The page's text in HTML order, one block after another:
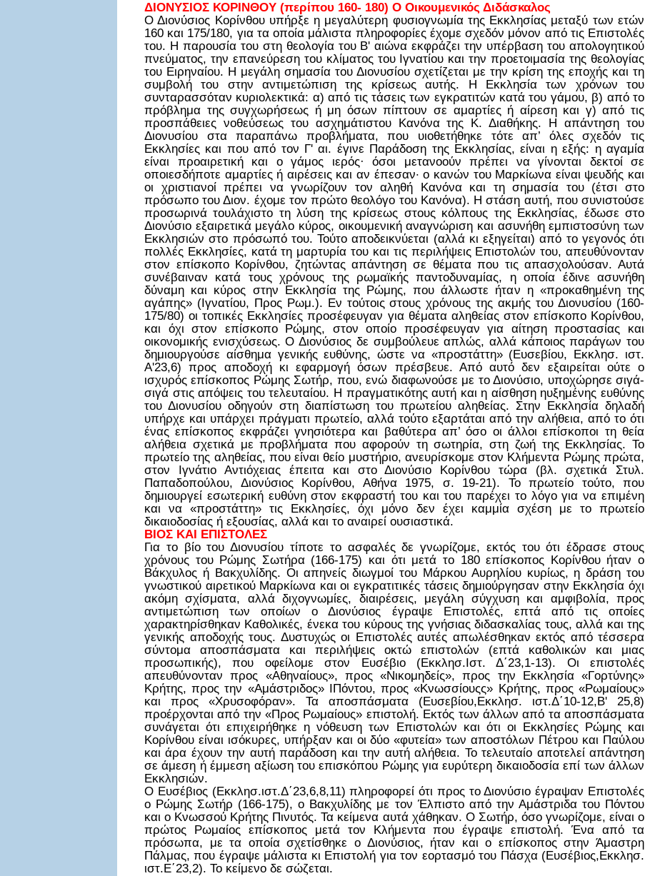
ΔΙΟΝΥΣΙΟΣ ΚΟΡΙΝΘΟΥ (περίπου 160- 180) Ο Οικουμενικός Διδάσκαλος
Ο Διονύσιος Κορίνθου υπήρξε η μεγαλύτερη φυσιογνωμία της Εκκλησίας μεταξύ των ετών
160 και 175/180, για τα οποία μάλιστα πληροφορίες έχομε σχεδόν μόνον από τις Επιστολές
του. Η παρουσία του στη θεολογία του Β' αιώνα εκφράζει την υπέρβαση του απολογητικού
πνεύματος, την επανεύρεση του κλίματος του Ιγνατίου και την προετοιμασία της θεολογίας
του Ειρηναίου. Η μεγάλη σημασία του Διονυσίου σχετίζεται με την κρίση της εποχής και τη
συμβολή του στην αντιμετώπιση της κρίσεως αυτής. Η Εκκλησία των χρόνων του
συνταρασσόταν κυριολεκτικά: α) από τις τάσεις των εγκρατιτών κατά του γάμου, β) από το
πρόβλημα της συγχωρήσεως ή μη όσων πίπτουν σε αμαρτίες ή αίρεση και γ) από τις
προσπάθειες νοθεύσεως του ασχημάτιστου Κανόνα της Κ. Διαθήκης. Η απάντηση του
Διονυσίου στα παραπάνω προβλήματα, που υιοθετήθηκε τότε απ’ όλες σχεδόν τις
Εκκλησίες και που από τον Γ' αι. έγινε Παράδοση της Εκκλησίας, είναι η εξής: η αγαμία
είναι προαιρετική και ο γάμος ιερός· όσοι μετανοούν πρέπει να γίνονται δεκτοί σε
οποιεσδήποτε αμαρτίες ή αιρέσεις και αν έπεσαν· ο κανών του Μαρκίωνα είναι ψευδής και
οι χριστιανοί πρέπει να γνωρίζουν τον αληθή Κανόνα και τη σημασία του (έτσι στο
πρόσωπο του Διον. έχομε τον πρώτο θεολόγο του Κανόνα). Η στάση αυτή, που συνιστούσε
προσωρινά τουλάχιστο τη λύση της κρίσεως στους κόλπους της Εκκλησίας, έδωσε στο
Διονύσιο εξαιρετικά μεγάλο κύρος, οικουμενική αναγνώριση και ασυνήθη εμπιστοσύνη των
Εκκλησιών στο πρόσωπό του. Τούτο αποδεικνύεται (αλλά κι εξηγείται) από το γεγονός ότι
πολλές Εκκλησίες, κατά τη μαρτυρία του και τις περιλήψεις Επιστολών του, απευθύνονταν
στον επίσκοπο Κορίνθου, ζητώντας απάντηση σε θέματα που τις απασχολούσαν. Αυτά
συνέβαιναν κατά τους χρόνους της ρωμαϊκής παντοδυναμίας, η οποία έδινε ασυνήθη
δύναμη και κύρος στην Εκκλησία της Ρώμης, που άλλωστε ήταν η «προκαθημένη της
αγάπης» (Ιγνατίου, Προς Ρωμ.). Εν τούτοις στους χρόνους της ακμής του Διονυσίου (160-
175/80) οι τοπικές Εκκλησίες προσέφευγαν για θέματα αληθείας στον επίσκοπο Κορίνθου,
και όχι στον επίσκοπο Ρώμης, στον οποίο προσέφευγαν για αίτηση προστασίας και
οικονομικής ενισχύσεως. Ο Διονύσιος δε συμβούλευε απλώς, αλλά κάποιος παράγων του
δημιουργούσε αίσθημα γενικής ευθύνης, ώστε να «προστάττη» (Ευσεβίου, Εκκλησ. ιστ.
Α'23,6) προς αποδοχή κι εφαρμογή όσων πρέσβευε. Από αυτό δεν εξαιρείται ούτε ο
ισχυρός επίσκοπος Ρώμης Σωτήρ, που, ενώ διαφωνούσε με το Διονύσιο, υποχώρησε σιγά-
σιγά στις απόψεις του τελευταίου. Η πραγματικότης αυτή και η αίσθηση ηυξημένης ευθύνης
του Διονυσίου οδηγούν στη διαπίστωση του πρωτείου αληθείας. Στην Εκκλησία δηλαδή
υπήρχε και υπάρχει πράγματι πρωτείο, αλλά τούτο εξαρτάται από την αλήθεια, από το ότι
ένας επίσκοπος εκφράζει γνησιότερα και βαθύτερα απ’ όσο οι άλλοι επίσκοποι τη θεία
αλήθεια σχετικά με προβλήματα που αφορούν τη σωτηρία, στη ζωή της Εκκλησίας. Το
πρωτείο της αληθείας, που είναι θείο μυστήριο, ανευρίσκομε στον Κλήμεντα Ρώμης πρώτα,
στον Ιγνάτιο Αντιόχειας έπειτα και στο Διονύσιο Κορίνθου τώρα (βλ. σχετικά Στυλ.
Παπαδοπούλου, Διονύσιος Κορίνθου, Αθήνα 1975, σ. 19-21). Το πρωτείο τούτο, που
δημιουργεί εσωτερική ευθύνη στον εκφραστή του και του παρέχει το λόγο για να επιμένη
και να «προστάττη» τις Εκκλησίες, όχι μόνο δεν έχει καμμία σχέση με το πρωτείο
δικαιοδοσίας ή εξουσίας, αλλά και το αναιρεί ουσιαστικά.
ΒΙΟΣ ΚΑΙ ΕΠΙΣΤΟΛΕΣ
Για το βίο του Διονυσίου τίποτε το ασφαλές δε γνωρίζομε, εκτός του ότι έδρασε στους
χρόνους του Ρώμης Σωτήρα (166-175) και ότι μετά το 180 επίσκοπος Κορίνθου ήταν ο
Βάκχυλος ή Βακχυλίδης. Οι απηνείς διωγμοί του Μάρκου Αυρηλίου κυρίως, η δράση του
γνωστικού αιρετικού Μαρκίωνα και οι εγκρατιτικές τάσεις δημιούργησαν στην Εκκλησία όχι
ακόμη σχίσματα, αλλά διχογνωμίες, διαιρέσεις, μεγάλη σύγχυση και αμφιβολία, προς
αντιμετώπιση των οποίων ο Διονύσιος έγραψε Eπιστολές, επτά από τις οποίες
χαρακτηρίσθηκαν Καθολικές, ένεκα του κύρους της γνήσιας διδασκαλίας τους, αλλά και της
γενικής αποδοχής τους. Δυστυχώς οι Επιστολές αυτές απωλέσθηκαν εκτός από τέσσερα
σύντομα αποσπάσματα και περιλήψεις οκτώ επιστολών (επτά καθολικών και μιας
προσωπικής), που οφείλομε στον Ευσέβιο (Εκκλησ.Ιστ. Δ΄23,1-13). Οι επιστολές
απευθύνονταν προς «Αθηναίους», προς «Νικομηδείς», προς την Εκκλησία «Γορτύνης»
Κρήτης, προς την «Αμάστριδος» ΙΠόντου, προς «Κνωσσίουςς» Κρήτης, προς «Ρωμαίους»
και προς «Χρυσοφόραν». Τα αποσπάσματα (Ευσεβίου,Εκκλησ. ιστ.Δ΄10-12,Β' 25,8)
προέρχονται από την «Προς Ρωμαίους» επιστολή. Εκτός των άλλων από τα αποσπάσματα
συνάγεται ότι επιχειρήθηκε η νόθευση των Επιστολών και ότι οι Εκκλησίες Ρώμης και
Κορίνθου είναι ισόκυρες, υπήρξαν και οι δύο «φυτεία» των αποστόλων Πέτρου και Παύλου
και άρα έχουν την αυτή παράδοση και την αυτή αλήθεια. Το τελευταίο αποτελεί απάντηση
σε άμεση ή έμμεση αξίωση του επισκόπου Ρώμης για ευρύτερη δικαιοδοσία επί των άλλων
Εκκλησιών.
Ο Ευσέβιος (Εκκλησ.ιστ.Δ΄23,6,8,11) πληροφορεί ότι προς το Διονύσιο έγραψαν Επιστολές
ο Ρώμης Σωτήρ (166-175), ο Βακχυλίδης με τον Έλπιστο από την Αμάστριδα του Πόντου
και ο Κνωσσού Κρήτης Πινυτός. Τα κείμενα αυτά χάθηκαν. Ο Σωτήρ, όσο γνωρίζομε, είναι ο
πρώτος Ρωμαίος επίσκοπος μετά τον Κλήμεντα που έγραψε επιστολή. Ένα από τα
πρόσωπα, με τα οποία σχετίσθηκε ο Διονύσιος, ήταν και ο επίσκοπος στην Άμαστρη
Πάλμας, που έγραψε μάλιστα κι Επιστολή για τον εορτασμό του Πάσχα (Ευσέβιος,Εκκλησ.
ιστ.Ε΄23,2). Το κείμενο δε σώζεται.